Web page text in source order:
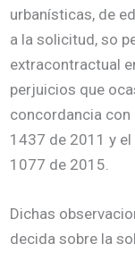
urbanísticas, de
a la solicitud, so
extracontractual
perjuicios que
concordancia
1437 de 2011 y
1077 de 2015.
Dichas
decida sobre la